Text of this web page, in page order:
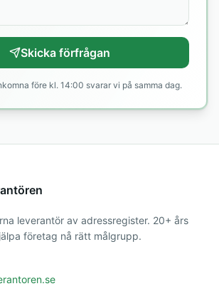
Skicka förfrågan
före kl. 14:00 svarar vi på samma dag.
leverantör av adressregister. 20+ års
företag nå rätt målgrupp.